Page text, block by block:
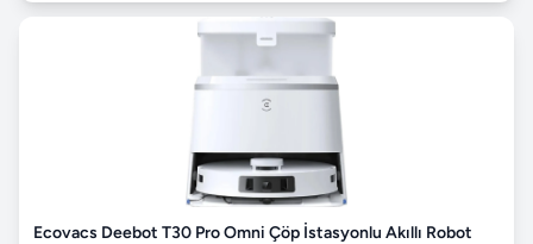
Ecovacs Deebot T30 Pro Omni Çöp İstasyonlu Akıllı Robot